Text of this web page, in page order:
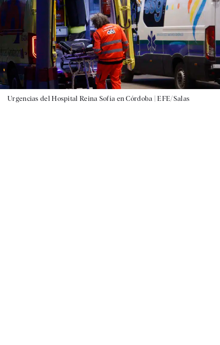
Urgencias del Hospital Reina Sofía en Córdoba |EFE/Salas